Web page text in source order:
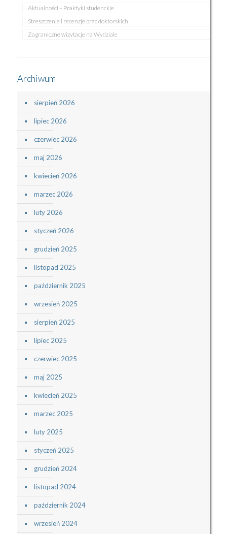
Aktualności – Praktyki studenckie
Streszczenia i recenzje prac doktorskich
Zagraniczne wizytacje na Wydziale
Archiwum
sierpień 2026
lipiec 2026
czerwiec 2026
maj 2026
kwiecień 2026
marzec 2026
luty 2026
styczeń 2026
grudzień 2025
listopad 2025
październik 2025
wrzesień 2025
sierpień 2025
lipiec 2025
czerwiec 2025
maj 2025
kwiecień 2025
marzec 2025
luty 2025
styczeń 2025
grudzień 2024
listopad 2024
październik 2024
wrzesień 2024